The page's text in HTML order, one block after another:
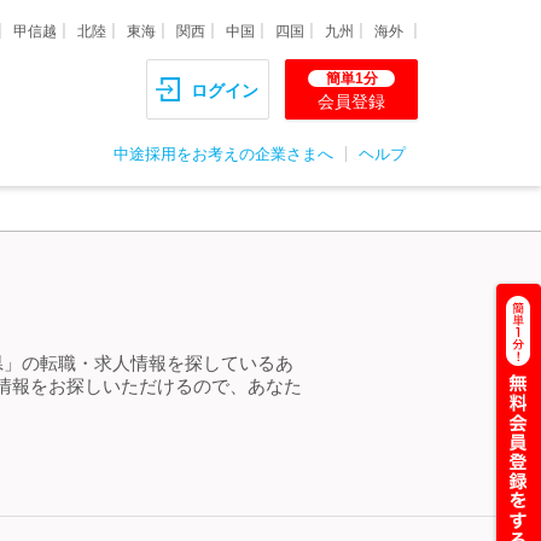
甲信越 北陸 東海 関西 中国 四国 九州 海外
ログイン
簡単1分
会員登録
中途採用をお考えの企業さまへ ヘルプ
の転職・求人情報を探しているあ
報をお探しいただけるので、あなた